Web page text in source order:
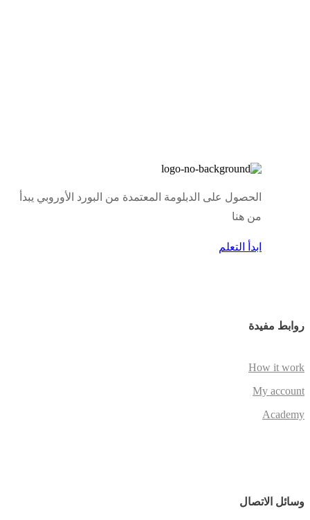
الحصول على الدبلومة المعتمدة من البورد الأوروبي يبدأ
من هنا
ابدأ التعلم
روابط مفيدة
How it work
My account
Academy
وسائل الاتصال